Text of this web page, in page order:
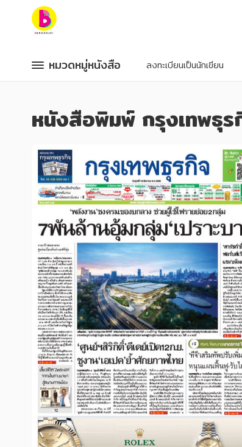
หมวดหมู่หนังสือ
หมวดหมู่ยอดนิยม
หนังสือออกใหม่
หนังสือยอดนิยม
โปรโมชั่นลดราคา
หมวดหมู่หนังสือ
อาหาร สุขภาพ การแพทย์
ศิลปะ บันเทิง กีฬา ท่องเที่ยว
สังคม วัฒนธรรม การปกครอง ศาสนาและปรัชญา
ศาสนา และปรัชญา
กฎหมาย สัญญา ภาษี
การเงิน การลงทุน บริหาร
นิตยสาร หนังสือพิมพ์
ครอบครัว
วรรณกรรม
หมวดหมู่หนังสือ
หมวดหมู่หนังสือ
หมวดหมู่ยอดนิยม
หนังสือออกใหม่
หนังสือยอดนิยม
โปรโมชั่นลดราคา
หมวดหมู่หนังสือ
อาหาร สุขภาพ การแพทย์
ศิลปะ บันเทิง กีฬา ท่องเที่ยว
สังคม วัฒนธรรม การปกครอง ศาสนาและปรัชญา
ศาสนา และปรัชญา
กฎหมาย สัญญา ภาษี
การเงิน การลงทุน บริหาร
นิตยสาร หนังสือพิมพ์
ครอบครัว
วรรณกรรม
ลงทะเบียนเป็นนักเขียน
หนังสือพิมพ์ กรุงเทพธุ